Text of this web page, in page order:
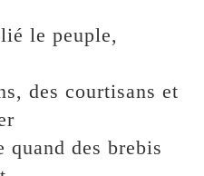
le peuple,
des courtisans et
des brebis